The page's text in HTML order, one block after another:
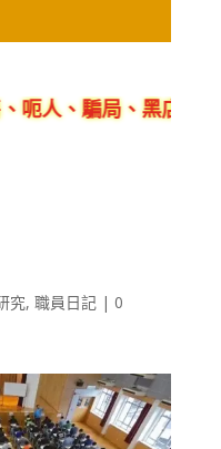
局、黑店 客觀
究, 職員日記| 0